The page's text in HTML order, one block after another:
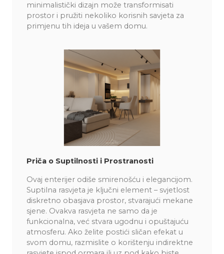
minimalistički dizajn može transformisati
prostor i pružiti nekoliko korisnih savjeta za
primjenu tih ideja u vašem domu.
Priča o Suptilnosti i Prostranosti
Ovaj enterijer odiše smirenošću i elegancijom.
Suptilna rasvjeta je ključni element – svjetlost
diskretno obasjava prostor, stvarajući mekane
sjene. Ovakva rasvjeta ne samo da je
funkcionalna, već stvara ugodnu i opuštajuću
atmosferu. Ako želite postići sličan efekat u
svom domu, razmislite o korištenju indirektne